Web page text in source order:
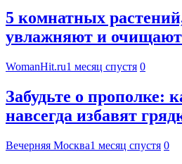
5 комнатных
увлажняют и очищают
WomanHit.ru1 месяц спустя 0
Забудьте о прополке:
навсегда избавят
Вечерняя Москва1 месяц спустя 0